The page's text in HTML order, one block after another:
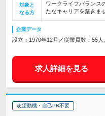
対象と
なる方
ワークライフバランス
たなキャリアを築きま
企業データ
設立：1970年12月／従業員数：55
求人詳細を見る
志望動機・自己PR不要